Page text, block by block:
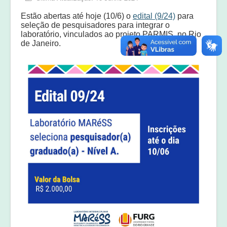
Laudos e pareceres
Estão abertas até hoje (10/6) o edital (9/24) para
seleção de pesquisadores para integrar o
laboratório, vinculados ao projeto PARMIS, no Rio
de Janeiro.